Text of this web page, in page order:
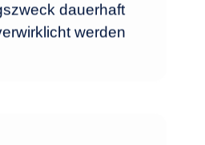
dauerhaft
werden